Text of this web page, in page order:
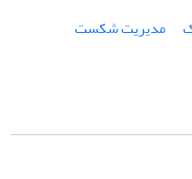
مدیریت شکست